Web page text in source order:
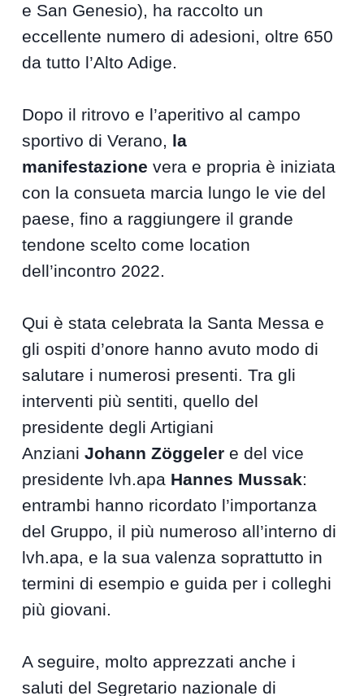
e San Genesio), ha raccolto un
eccellente numero di adesioni, oltre 650
da tutto l’Alto Adige.
Dopo il ritrovo e l’aperitivo al campo
sportivo di Verano, la
manifestazione vera e propria è iniziata
con la consueta marcia lungo le vie del
paese, fino a raggiungere il grande
tendone scelto come location
dell’incontro 2022.
Qui è stata celebrata la Santa Messa e
gli ospiti d’onore hanno avuto modo di
salutare i numerosi presenti. Tra gli
interventi più sentiti, quello del
presidente degli Artigiani
AnzianiJohann Zöggeler e del vice
presidente lvh.apa Hannes Mussak:
entrambi hanno ricordato l’importanza
del Gruppo, il più numeroso all’interno di
lvh.apa, e la sua valenza soprattutto in
termini di esempio e guida per i colleghi
più giovani.
A seguire, molto apprezzati anche i
saluti del Segretario nazionale di